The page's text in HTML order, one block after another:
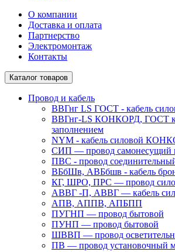
О компании
Доставка и оплата
Партнерство
Электромонтаж
Контакты
Каталог товаров
Провод и кабель
ВВГнг LS ГОСТ - кабель
ВВГнг-LS КОНКОРД, ГОСТ
заполнением
NYM - кабель силовой
СИП ― провод самонесущий
ПВС - провод
ВБбШв, АВБбшв - кабель
КГ, ШРО, ПРС ― провод
АВВГ -П, АВВГ ― кабель
АПВ, АППВ, АПБПП
ПУГНП — провод бытовой
ПУНП — провод бытовой
ШВВП — провод
ПВ ― провод установочный